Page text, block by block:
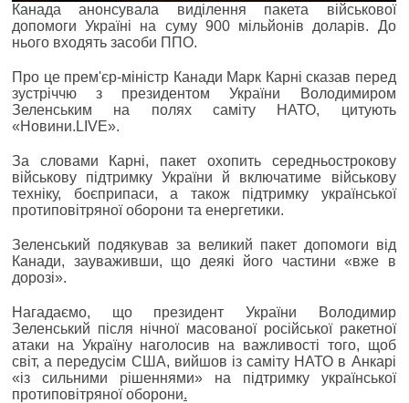
Канада анонсувала виділення пакета військової
допомоги Україні на суму 900 мільйонів доларів. До
нього входять засоби ППО.
Про це прем'єр-міністр Канади Марк Карні сказав перед
зустріччю з президентом України Володимиром
Зеленським на полях саміту НАТО, цитують
«Новини.LIVE».
За словами Карні, пакет охопить середньострокову
військову підтримку України й включатиме військову
техніку, боєприпаси, а також підтримку української
протиповітряної оборони та енергетики.
Зеленський подякував за великий пакет допомоги від
Канади, зауваживши, що деякі його частини «вже в
дорозі».
Нагадаємо, що президент України Володимир
Зеленський після нічної масованої російської ракетної
атаки на Україну наголосив на важливості того, щоб
світ, а передусім США, вийшов із саміту НАТО в Анкарі
«із сильними рішеннями» на підтримку української
протиповітряної оборони.